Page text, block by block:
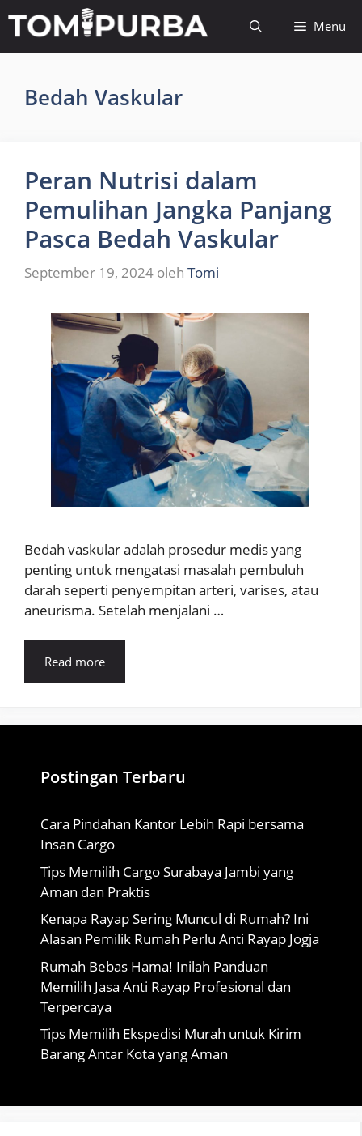
isi
Menu
Bedah Vaskular
Peran Nutrisi dalam
Pemulihan Jangka Panjang
Pasca Bedah Vaskular
September 19, 2024 oleh Tomi
Bedah vaskular adalah prosedur medis yang
penting untuk mengatasi masalah pembuluh
darah seperti penyempitan arteri, varises, atau
aneurisma. Setelah menjalani …
Read more
Postingan Terbaru
Cara Pindahan Kantor Lebih Rapi bersama
Insan Cargo
Tips Memilih Cargo Surabaya Jambi yang
Aman dan Praktis
Kenapa Rayap Sering Muncul di Rumah? Ini
Alasan Pemilik Rumah Perlu Anti Rayap Jogja
Rumah Bebas Hama! Inilah Panduan
Memilih Jasa Anti Rayap Profesional dan
Terpercaya
Tips Memilih Ekspedisi Murah untuk Kirim
Barang Antar Kota yang Aman